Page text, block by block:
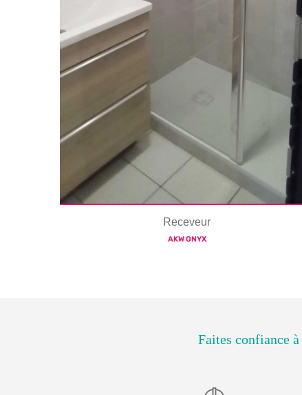
Receveur
AKW ONYX
Faites confiance